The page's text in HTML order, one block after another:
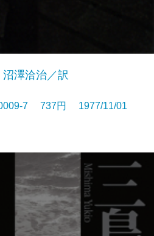
澤洽治／訳
7 737円 1977/11/01